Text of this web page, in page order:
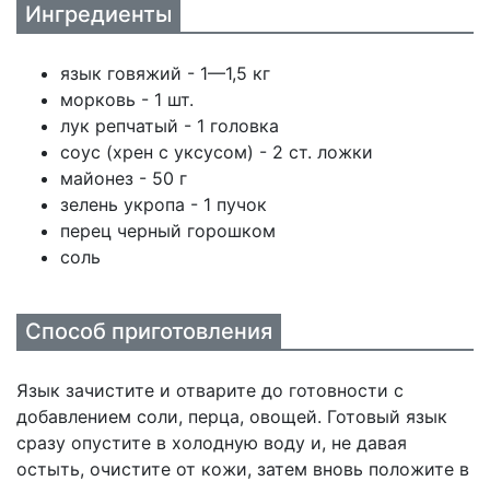
Ингредиенты
язык говяжий - 1—1,5 кг
морковь - 1 шт.
лук репчатый - 1 головка
соус (хрен с уксусом) - 2 ст. ложки
майонез - 50 г
зелень укропа - 1 пучок
перец черный горошком
соль
Способ приготовления
Язык зачистите и отварите до готовности с
добавлением соли, перца, овощей. Готовый язык
сразу опустите в холодную воду и, не давая
остыть, очистите от кожи, затем вновь положите в